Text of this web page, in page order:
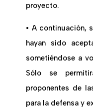
proyecto.
• A continuación,
hayan sido
sometiéndose a
Sólo se
proponentes de
para la defensa y